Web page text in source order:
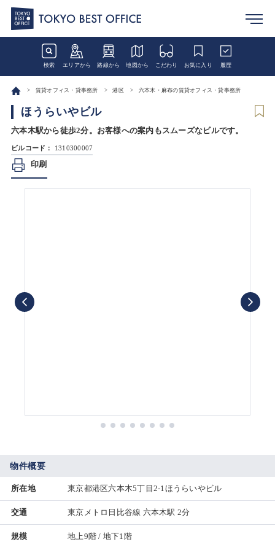
検索 エリアから 路線から 地図から こだわり お気に入り 履歴
賃貸オフィス・貸事務所 港区 六本木・麻布の賃貸オフィス・貸事務所
ほうらいやビル
六本木駅から徒歩2分。お客様への案内もスムーズなビルです。
ビルコード： 1310300007
印刷
物件概要
所在地 東京都港区六本木5丁目2-1ほうらいやビル
交通 東京メトロ日比谷線 六本木駅 2分
規模 地上9階 / 地下1階